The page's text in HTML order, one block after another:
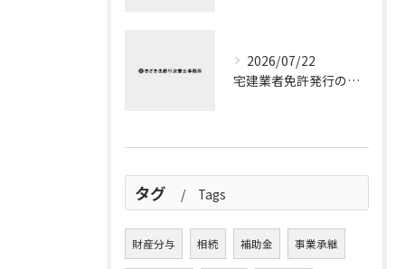
2026/07/22
宅建業者免許発行の流れと宅建業者免許申請の全ステップ徹底解説
タグ Tags
財産分与 相続 補助金 事業承継